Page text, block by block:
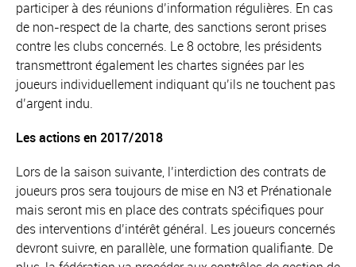
participer à des réunions d’information régulières. En cas
de non-respect de la charte, des sanctions seront prises
contre les clubs concernés. Le 8 octobre, les présidents
transmettront également les chartes signées par les
joueurs individuellement indiquant qu’ils ne touchent pas
d’argent indu.
Les actions en 2017/2018
Lors de la saison suivante, l’interdiction des contrats de
joueurs pros sera toujours de mise en N3 et Prénationale
mais seront mis en place des contrats spécifiques pour
des interventions d’intérêt général. Les joueurs concernés
devront suivre, en parallèle, une formation qualifiante. De